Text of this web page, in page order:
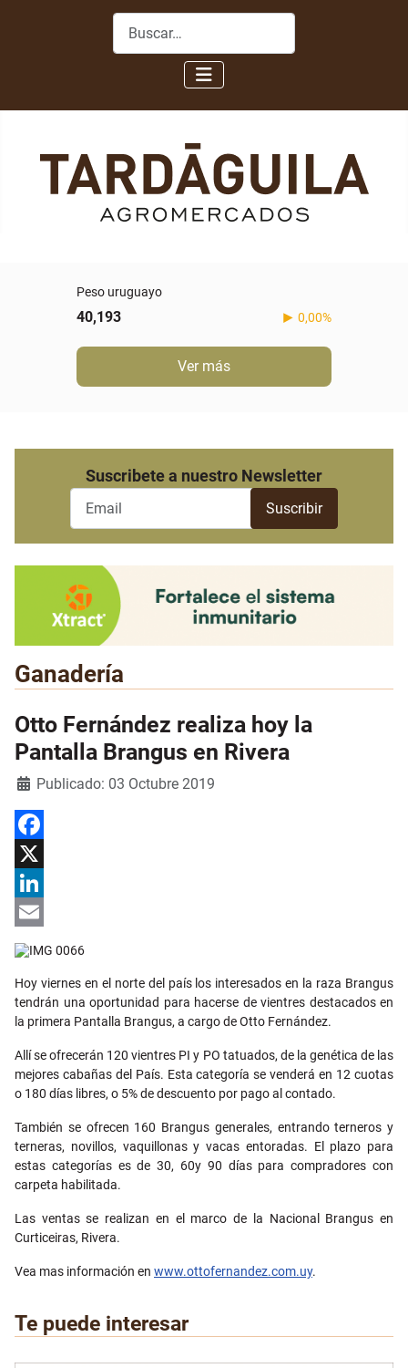
Buscar
Peso uruguayo
40,193 0,00%
Ver más
Suscribete a nuestro Newsletter
Ganadería
Otto Fernández realiza hoy la
Pantalla Brangus en Rivera
Detalles
Publicado: 03 Octubre 2019
Facebook
X
LinkedIn
Email
Hoy viernes en el norte del país los interesados en la raza Brangus
tendrán una oportunidad para hacerse de vientres destacados en
la primera Pantalla Brangus, a cargo de Otto Fernández.
Allí se ofrecerán 120 vientres PI y PO tatuados, de la genética de las
mejores cabañas del País. Esta categoría se venderá en 12 cuotas
o 180 días libres, o 5% de descuento por pago al contado.
También se ofrecen 160 Brangus generales, entrando terneros y
terneras, novillos, vaquillonas y vacas entoradas. El plazo para
estas categorías es de 30, 60y 90 días para compradores con
carpeta habilitada.
Las ventas se realizan en el marco de la Nacional Brangus en
Curticeiras, Rivera.
Vea mas información en www.ottofernandez.com.uy.
Te puede interesar